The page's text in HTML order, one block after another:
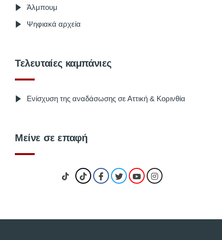
Άλμπουμ
Ψηφιακά αρχεία
Τελευταίες καμπάνιες
Ενίσχυση της αναδάσωσης σε Αττική & Κορινθία
Μείνε σε επαφή